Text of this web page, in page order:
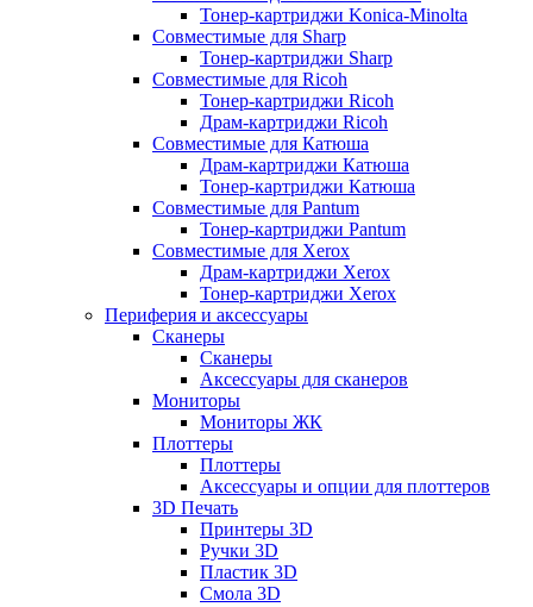
Тонер-картриджи Konica-Minolta
Совместимые для Sharp
Тонер-картриджи Sharp
Совместимые для Ricoh
Тонер-картриджи Ricoh
Драм-картриджи Ricoh
Совместимые для Катюша
Драм-картриджи Катюша
Тонер-картриджи Катюша
Совместимые для Pantum
Тонер-картриджи Pantum
Совместимые для Xerox
Драм-картриджи Xerox
Тонер-картриджи Xerox
Периферия и аксессуары
Сканеры
Сканеры
Аксессуары для сканеров
Мониторы
Мониторы ЖК
Плоттеры
Плоттеры
Аксессуары и опции для плоттеров
3D Печать
Принтеры 3D
Ручки 3D
Пластик 3D
Смола 3D